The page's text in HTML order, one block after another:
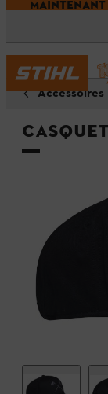
MAINTENANT
Accessoires